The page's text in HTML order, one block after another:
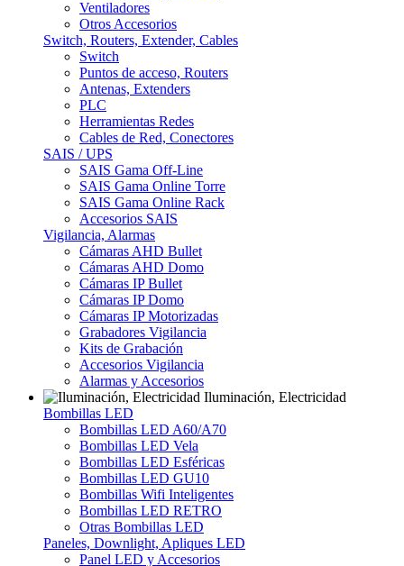
Ventiladores
Otros Accesorios
Switch, Routers, Extender, Cables
Switch
Puntos de acceso, Routers
Antenas, Extenders
PLC
Herramientas Redes
Cables de Red, Conectores
SAIS / UPS
SAIS Gama Off-Line
SAIS Gama Online Torre
SAIS Gama Online Rack
Accesorios SAIS
Vigilancia, Alarmas
Cámaras AHD Bullet
Cámaras AHD Domo
Cámaras IP Bullet
Cámaras IP Domo
Cámaras IP Motorizadas
Grabadores Vigilancia
Kits de Grabación
Accesorios Vigilancia
Alarmas y Accesorios
Iluminación, Electricidad
Bombillas LED
Bombillas LED A60/A70
Bombillas LED Vela
Bombillas LED Esféricas
Bombillas LED GU10
Bombillas Wifi Inteligentes
Bombillas LED RETRO
Otras Bombillas LED
Paneles, Downlight, Apliques LED
Panel LED y Accesorios